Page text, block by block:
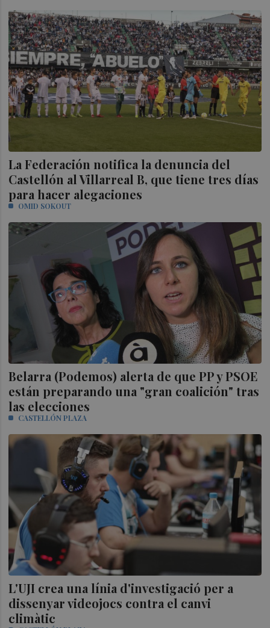
La Federación notifica la denuncia del
Castellón al Villarreal B, que tiene tres días
para hacer alegaciones
OMID SOKOUT
Belarra (Podemos) alerta de que PP y PSOE
están preparando una "gran coalición" tras
las elecciones
CASTELLÓN PLAZA
L'UJI crea una línia d'investigació per a
dissenyar videojocs contra el canvi
climàtic